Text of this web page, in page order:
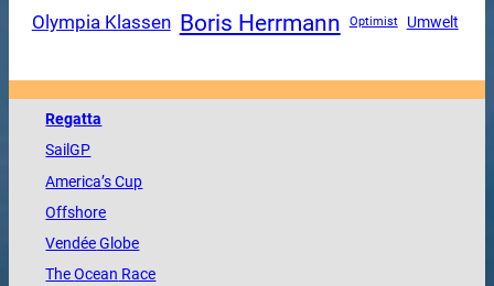
Olympia Klassen Boris Herrmann Optimist Umwelt
Regatta
SailGP
America’s Cup
Offshore
VendéeGlobe
TheOcean Race